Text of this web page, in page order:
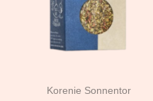
Korenie Sonnentor